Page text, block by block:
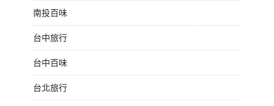
南投百味
台中旅行
台中百味
台北旅行